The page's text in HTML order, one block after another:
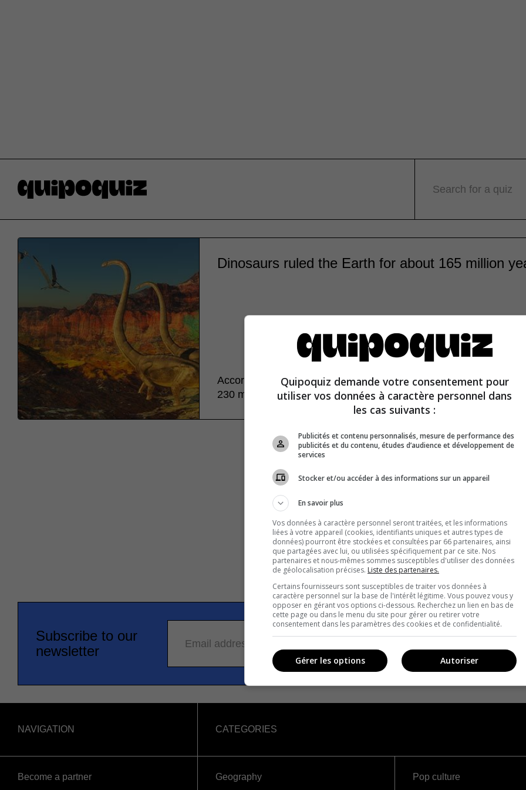
Search for a quiz
Dinosaurs ruled the Earth for about 165 million
According to current scientific knowledge, dinosaurs appeared
230 million years ago and disappeared here 65 million years ago.
Subscribe to our
newsletter
Email address
NAVIGATION
Become a partner
CATEGORIES
Geography
Pop culture
Quipoquiz demande votre consentement pour
utiliser vos données à caractère personnel dans
les cas suivants :
Publicités et contenu personnalisés, mesure de performance des
publicités et du contenu, études d’audience et développement de
services
Stocker et/ou accéder à des informations sur un appareil
En savoir plus
Vos données à caractère personnel seront traitées, et les informations
liées à votre appareil (cookies, identifiants uniques et autres types de
données) pourront être stockées et consultées par 66 partenaires, ainsi
que partagées avec lui, ou utilisées spécifiquement par ce site. Nos
partenaires et nous-mêmes sommes susceptibles d'utiliser des données
de géolocalisation précises. Liste des partenaires.
Certains fournisseurs sont susceptibles de traiter vos données à
caractère personnel sur la base de l'intérêt légitime. Vous pouvez vous y
opposer en gérant vos options ci-dessous. Recherchez un lien en bas de
cette page ou dans le menu du site pour gérer ou retirer votre
consentement dans les paramètres des cookies et de confidentialité.
Autoriser
Gérer les options